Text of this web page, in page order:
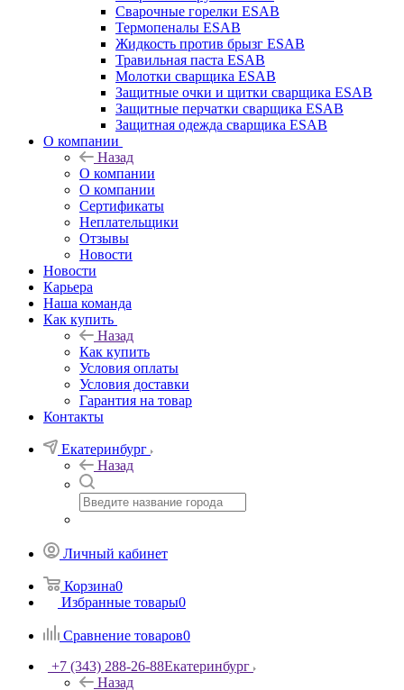
Сварочные горелки ESAB
Термопеналы ESAB
Жидкость против брызг ESAB
Травильная паста ESAB
Молотки сварщика ESAB
Защитные очки и щитки сварщика ESAB
Защитные перчатки сварщика ESAB
Защитная одежда сварщика ESAB
О компании
Назад
О компании
О компании
Сертификаты
Неплательщики
Отзывы
Новости
Новости
Карьера
Наша команда
Как купить
Назад
Как купить
Условия оплаты
Условия доставки
Гарантия на товар
Контакты
Екатеринбург
Назад
Личный кабинет
Корзина0
Избранные товары0
Сравнение товаров0
+7 (343) 288-26-88Екатеринбург
Назад